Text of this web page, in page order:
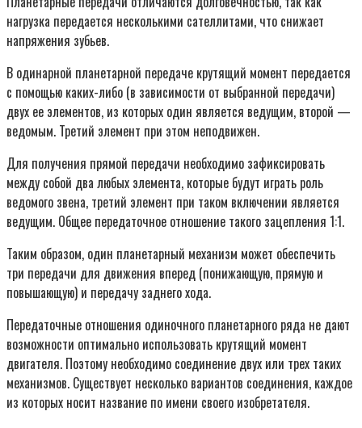
нагрузка передается несколькими сателлитами, что снижает
напряжения зубьев.
В одинарной планетарной передаче крутящий момент передается
с помощью каких-либо (в зависимости от выбранной передачи)
двух ее элементов, из которых один является ведущим, второй —
ведомым. Третий элемент при этом неподвижен.
Для получения прямой передачи необходимо зафиксировать
между собой два любых элемента, которые будут играть роль
ведомого звена, третий элемент при таком включении является
ведущим. Общее передаточное отношение такого зацепления 1:1.
Таким образом, один планетарный механизм может обеспечить
три передачи для движения вперед (понижающую, прямую и
повышающую) и передачу заднего хода.
Передаточные отношения одиночного планетарного ряда не дают
возможности оптимально использовать крутящий момент
двигателя. Поэтому необходимо соединение двух или трех таких
механизмов. Существует несколько вариантов соединения, каждое
из которых носит название по имени своего изобретателя.